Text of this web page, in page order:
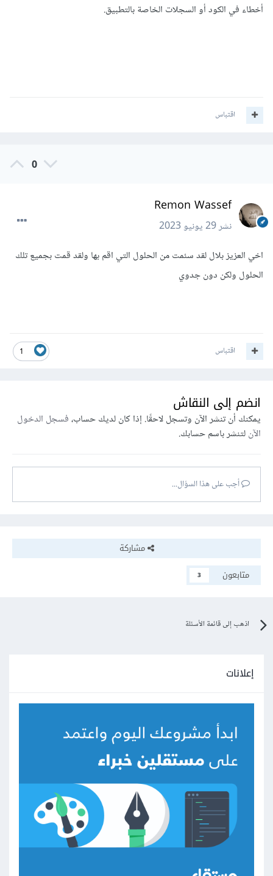
أخطاء في الكود أو السجلات الخاصة بالتطبيق.
اقتباس
0
Remon Wassef
نشر29 يونيو 2023
اخي العزيز بلال لقد سئمت من الحلول التي اقم بها ولقد قمت بجميع تلك
الحلول ولكن دون جدوي
1 اقتباس
انضم إلى النقاش
يمكنك أن تنشر الآن وتسجل لاحقًا. إذا كان لديك حساب،فسجل الدخول
الآنلتنشر باسم حسابك.
أجب على هذا السؤال...
مشاركة
متابعون
3
اذهب إلى قائمة الأسئلة
إعلانات